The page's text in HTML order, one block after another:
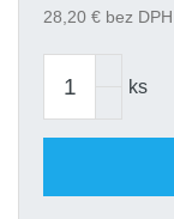
28,20 € bez DPH
ks